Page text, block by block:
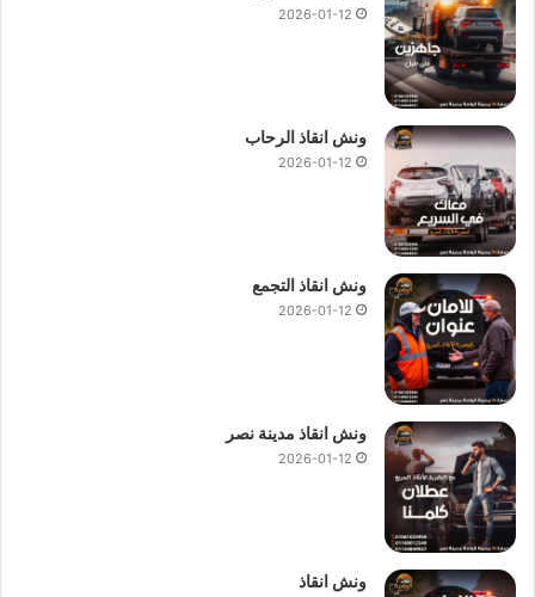
2026-01-12
ونش انقاذ الرحاب
2026-01-12
ونش انقاذ التجمع
2026-01-12
ونش انقاذ مدينة نصر
2026-01-12
ونش انقاذ